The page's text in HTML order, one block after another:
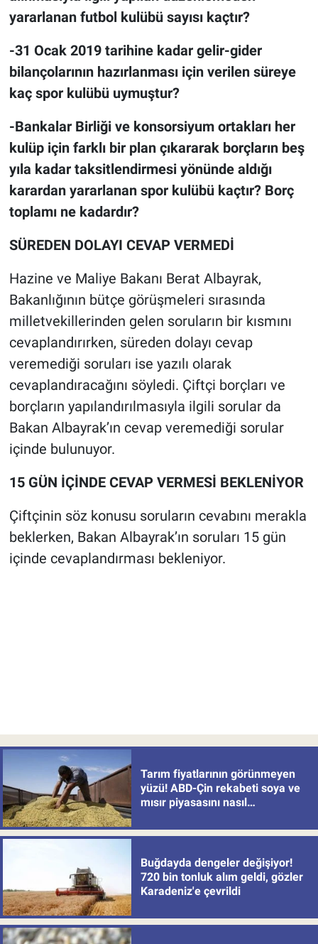
yararlanan futbol kulübü sayısı kaçtır?
-31 Ocak 2019 tarihine kadar gelir-gider
bilançolarının hazırlanması için verilen süreye
kaç spor kulübü uymuştur?
-Bankalar Birliği ve konsorsiyum ortakları her
kulüp için farklı bir plan çıkararak borçların beş
yıla kadar taksitlendirmesi yönünde aldığı
karardan yararlanan spor kulübü kaçtır? Borç
toplamı ne kadardır?
SÜREDEN DOLAYI CEVAP VERMEDİ
Hazine ve Maliye Bakanı Berat Albayrak,
Bakanlığının bütçe görüşmeleri sırasında
milletvekillerinden gelen soruların bir kısmını
cevaplandırırken, süreden dolayı cevap
veremediği soruları ise yazılı olarak
cevaplandıracağını söyledi. Çiftçi borçları ve
borçların yapılandırılmasıyla ilgili sorular da
Bakan Albayrak’ın cevap veremediği sorular
içinde bulunuyor.
15 GÜN İÇİNDE CEVAP VERMESİ BEKLENİYOR
Çiftçinin söz konusu soruların cevabını merakla
beklerken, Bakan Albayrak’ın soruları 15 gün
içinde cevaplandırması bekleniyor.
Tarım fiyatlarının görünmeyen
yüzü! ABD-Çin rekabeti soya ve
mısır piyasasını nasıl
Buğdayda dengeler değişiyor!
720 bin tonluk alım geldi, gözler
Karadeniz'e çevrildi